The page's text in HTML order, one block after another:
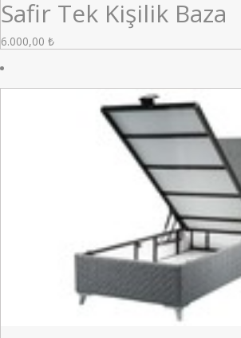
Safir Tek Kişilik Baza
6.000,00 ₺